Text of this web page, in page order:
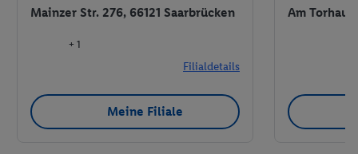
Mainzer Str. 276, 66121 Saarbrücken
+ 1
Filialdetails
Meine Filiale
Am Torhaus